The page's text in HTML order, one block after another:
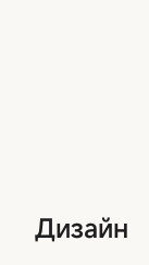
Дизайн